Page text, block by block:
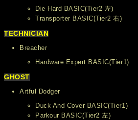
Die Hard BASIC(Tier2 左)
Transporter BASIC(Tier2 右)
TECHNICIAN
Breacher
Hardware Expert BASIC(Tier1)
GHOST
Artful Dodger
Duck And Cover BASIC(Tier1)
Parkour BASIC(Tier2 左)